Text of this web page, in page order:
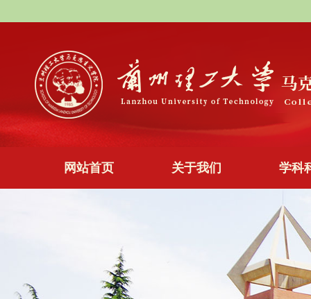
网站首页 关于我们 学科